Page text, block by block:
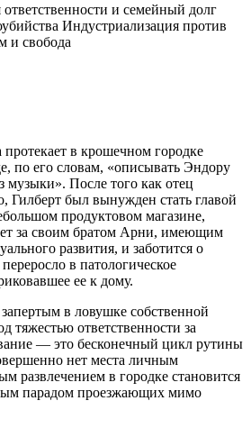
ответственности и семейный долг
Индустриализация против
и свобода
в крошечном городке
по его словам, «описывать Эндору
музыки». После того как отец
Гилберт был вынужден стать главой
продуктовом магазине,
за своим братом Арни, имеющим
развития, и заботится о
в патологическое
ее к дому.
запертым в ловушке собственной
тяжестью ответственности за
— это бесконечный цикл рутины
нет места личным
развлечением в городке становится
парадом проезжающих мимо